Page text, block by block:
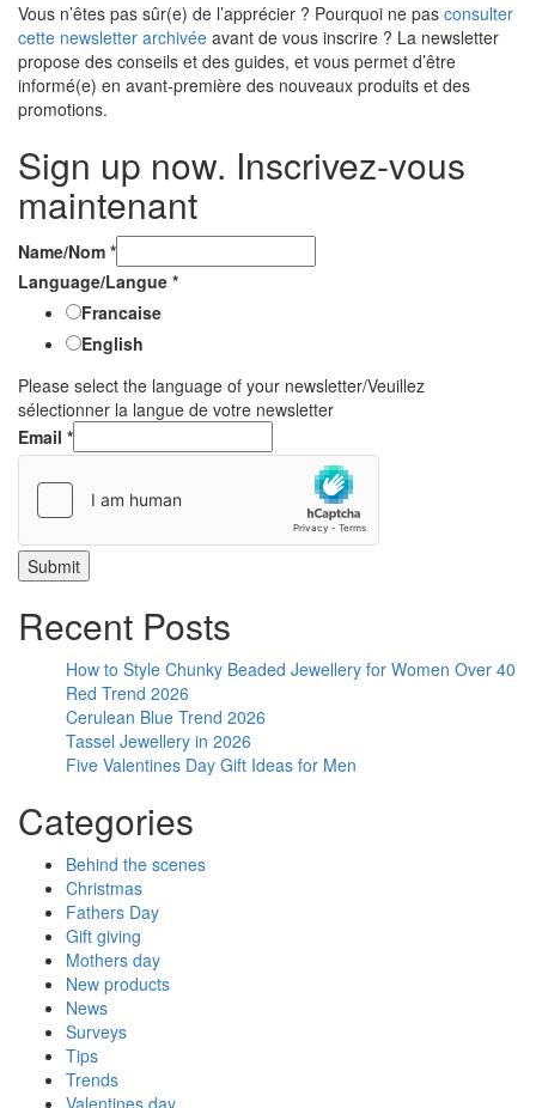
Vous n’êtes pas sûr(e) de l’apprécier ? Pourquoi ne pas consulter
cette newsletter archivée avant de vous inscrire ? La newsletter
propose des conseils et des guides, et vous permet d’être
informé(e) en avant-première des nouveaux produits et des
promotions.
Sign up now. Inscrivez-vous
maintenant
Name/Nom *
Language/Langue *
Francaise
English
Please select the language of your newsletter/Veuillez
sélectionner la langue de votre newsletter
Email *
Submit
Recent Posts
How to Style Chunky Beaded Jewellery for Women Over 40
Red Trend 2026
Cerulean Blue Trend 2026
Tassel Jewellery in 2026
Five Valentines Day Gift Ideas for Men
Categories
Behind the scenes
Christmas
Fathers Day
Gift giving
Mothers day
New products
News
Surveys
Tips
Trends
Valentines day